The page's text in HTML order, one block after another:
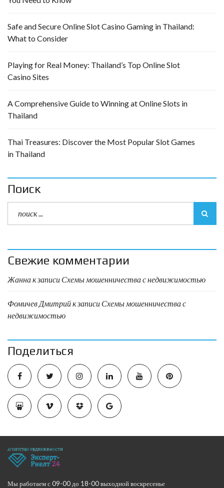
Safe and Secure Online Slot Casino Gaming in Thailand:
What to Consider
Playing for Real Money: Thailand’s Top Online Slot
Casino Sites
A Comprehensive Guide to Winning at Online Slots in
Thailand
Thai Treasures: Discover the Most Popular Slot Games
in Thailand
Поиск
Свежие комментарии
Жаннак записи Схемы мошенничества с недвижимостью
Фомичев Дмитрийк записи Схемы мошенничества с
недвижимостью
Поделиться
Мы работаем с 09-00 до 18-00 выходной воскресенье